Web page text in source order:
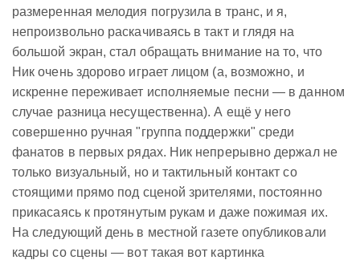
размеренная мелодия погрузила в транс, и я,
непроизвольно раскачиваясь в такт и глядя на
большой экран, стал обращать внимание на то, что
Ник очень здорово играет лицом (а, возможно, и
искренне переживает исполняемые песни — в данном
случае разница несущественна). А ещё у него
совершенно ручная "группа поддержки" среди
фанатов в первых рядах. Ник непрерывно держал не
только визуальный, но и тактильный контакт со
стоящими прямо под сценой зрителями, постоянно
прикасаясь к протянутым рукам и даже пожимая их.
На следующий день в местной газете опубликовали
кадры со сцены — вот такая вот картинка